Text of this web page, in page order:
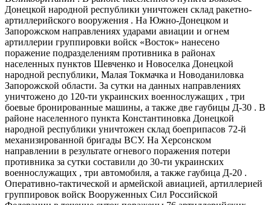
Донецкой народной республики уничтожен склад ракетно-​
артиллерийского вооружения . На Южно-​Донецком и
Запорожском направлениях ударами авиации и огнем
артиллерии группировки войск «Восток» нанесено
поражение подразделениям противника в районах
населенных пунктов Шевченко и Новоселка Донецкой
народной республики, Малая Токмачка и Новоданиловка
Запорожской области. За сутки на данных направлениях
уничтожено до 120-ти украинских военнослужащих , три
боевые бронированные машины, а также две гаубицы Д-30 . В
районе населенного пункта Константиновка Донецкой
народной республики уничтожен склад боеприпасов 72-й
механизированной бригады ВСУ. На Херсонском
направлении в результате огневого поражения потери
противника за сутки составили до 30-ти украинских
военнослужащих , три автомобиля, а также гаубица Д-20 .
Оперативно-​тактической и армейской авиацией, артиллерией
группировок войск Вооруженных Сил Российской